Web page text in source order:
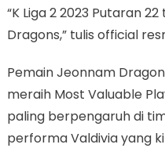
“K Liga 2 2023 Putaran
Dragons,” tulis official
Pemain Jeonnam
meraih Most Valuable
paling berpengaruh di
performa Valdivia yang